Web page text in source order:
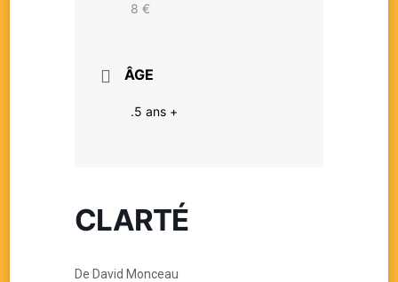
8 €
ÂGE
.5 ans +
CLARTÉ
De David Monceau